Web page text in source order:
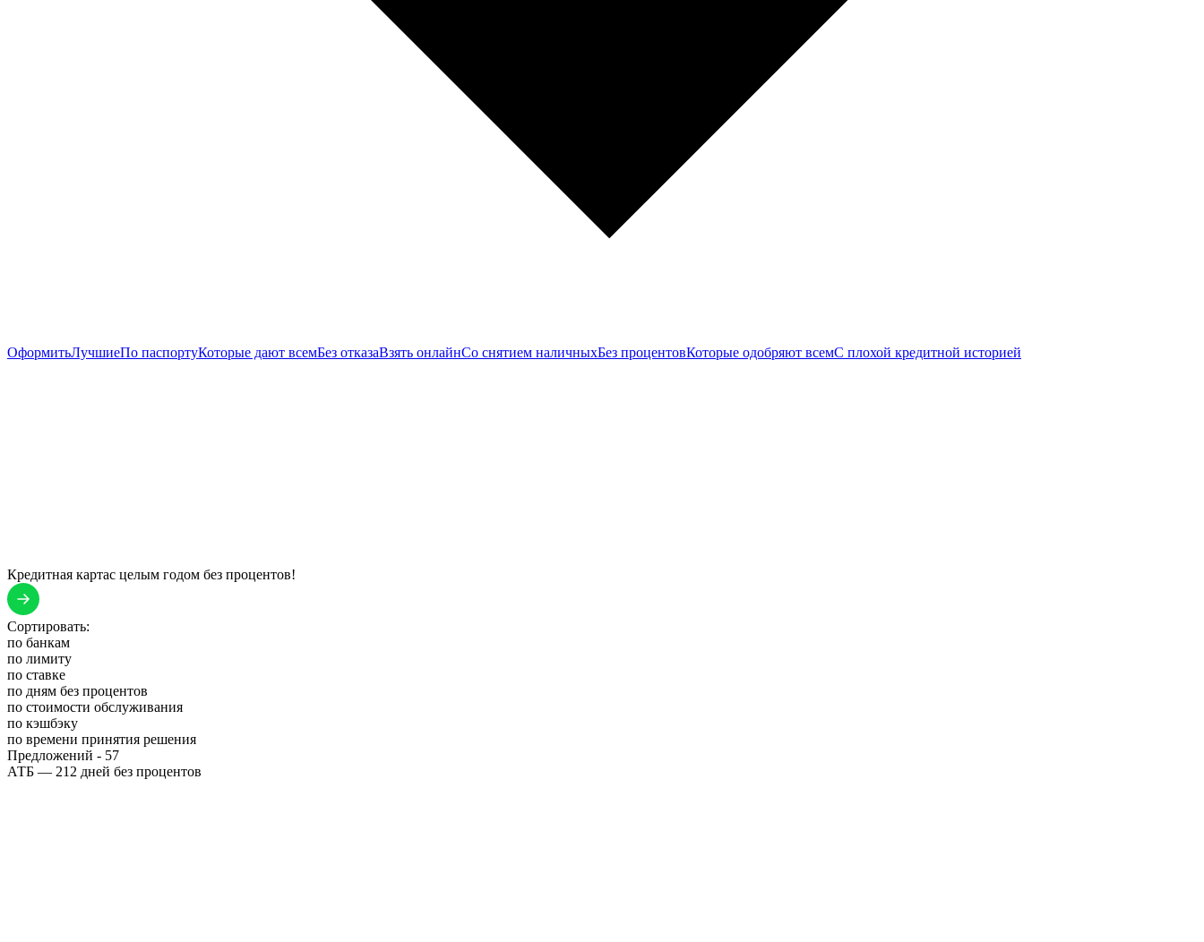
ОформитьЛучшиеПо паспортуКоторые дают всемБез отказаВзять онлайнСо снятием наличныхБез процентовКоторые одобряют всемС плохой кредитной историей
Кредитная картас целым годом без процентов!
Сортировать:
по банкам
по лимиту
по ставке
по дням без процентов
по стоимости обслуживания
по кэшбэку
по времени принятия решения
Предложений - 57
АТБ — 212 дней без процентов